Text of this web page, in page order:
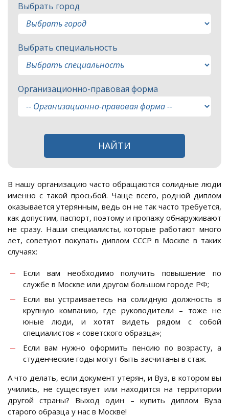
Выбрать город
Выбрать специальность
Организационно-правовая форма
НАЙТИ
В нашу организацию часто обращаются солидные люди
именно с такой просьбой. Чаще всего, родной диплом
оказывается утерянным, ведь он не так часто требуется,
как допустим, паспорт, поэтому и пропажу обнаруживают
не сразу. Наши специалисты, которые работают много
лет, советуют покупать диплом СССР в Москве в таких
случаях:
Если вам необходимо получить повышение по
службе в Москве или другом большом городе РФ;
Если вы устраиваетесь на солидную должность в
крупную компанию, где руководители – тоже не
юные люди, и хотят видеть рядом с собой
специалистов « советского образца»;
Если вам нужно оформить пенсию по возрасту, а
студенческие годы могут быть засчитаны в стаж.
А что делать, если документ утерян, и Вуз, в котором вы
учились, не существует или находится на территории
другой страны? Выход один – купить диплом Вуза
старого образца у нас в Москве!